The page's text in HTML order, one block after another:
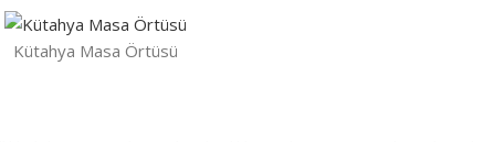
Kütahya Masa Örtüsü